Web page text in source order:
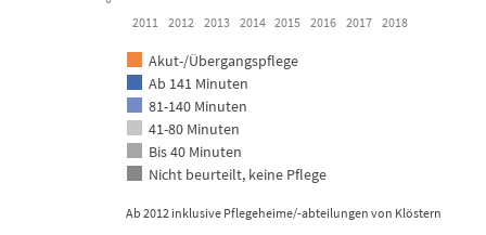
Ab 2012 inklusive Pflegeheime/-abteilungen von Klöstern
Akut-/Übergangspflege
Ab 141 Minuten
81-140 Minuten
41-80 Minuten
Bis 40 Minuten
Nicht beurteilt, keine Pflege
2011 2012 2013 2014 2015 2016 2017 2018